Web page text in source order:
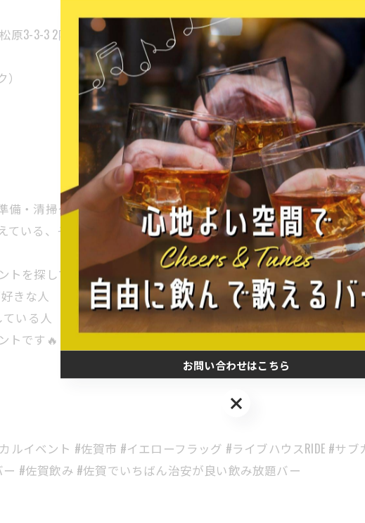
原3-3-3 2階）
備・清掃タイムラプス。
ている、その裏側もぜひ見てください。
トを探している人
きな人
ている人
トです🔥
ルイベント #佐賀市 #イエローフラッグ #ライブハウスRIDE #サ
#佐賀飲み #佐賀でいちばん治安が良い飲み放題バー
お問い合わせはこちら
お問い合わせはこちら